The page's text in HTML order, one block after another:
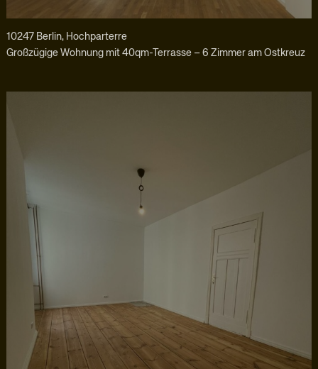
10247 Berlin, Hochparterre
Großzügige Wohnung mit 40qm-Terrasse – 6 Zimmer am Ostkreuz